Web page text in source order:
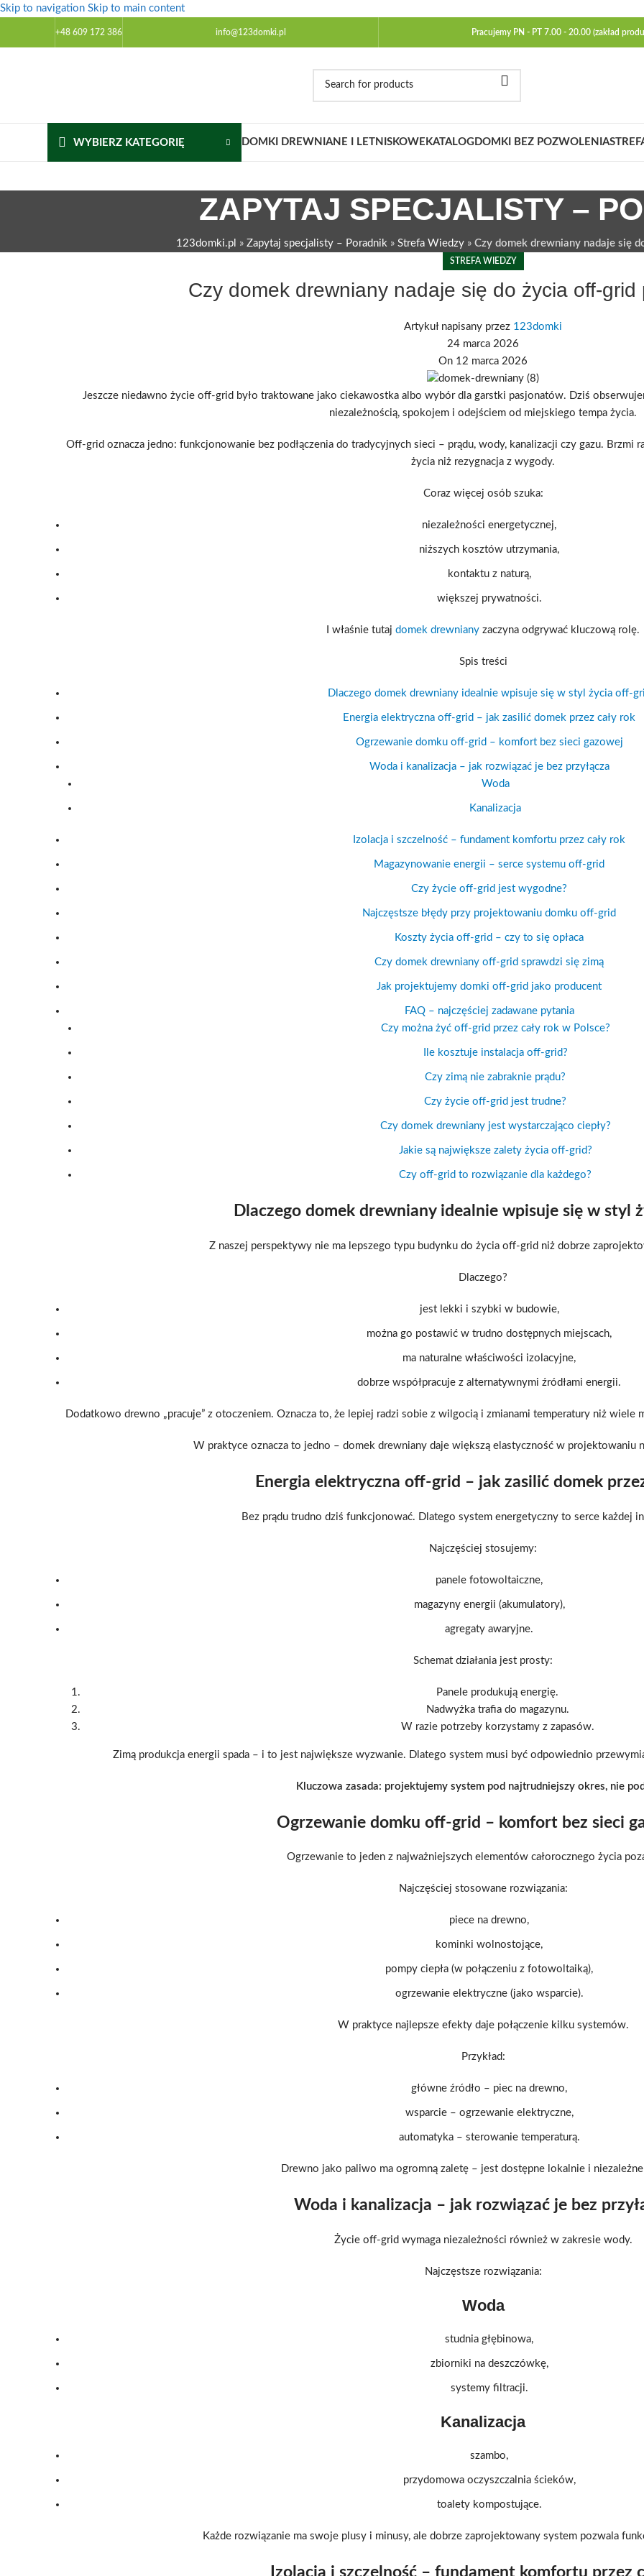
Skip to navigation Skip to main content
+48 609 172 386 info@123domki.pl Pracujemy PN - PT 7.00 - 20.00 (zakład
WYBIERZ KATEGORIĘ DOMKI DREWNIANE I LETNISKOWE KATALOG DOMKI BEZ POZWOLENIA
ZAPYTAJ SPECJALISTY –
123domki.pl » Zapytaj specjalisty – Poradnik » Strefa Wiedzy » Czy domek drewniany nadaje się
STREFA WIEDZY
Czy domek drewniany nadaje się do życia off-grid
Artykuł napisany przez 123domki
24 marca 2026
On 12 marca 2026
Jeszcze niedawno życie off-grid było traktowane jako ciekawostka albo wybór dla garstki pasjonatów. Dziś
niezależnością, spokojem i odejściem od miejskiego tempa życia.
Off-grid oznacza jedno: funkcjonowanie bez podłączenia do tradycyjnych sieci – prądu, wody, kanalizacji czy gazu.
życia niż rezygnacja z wygody.
Coraz więcej osób szuka:
niezależności energetycznej,
niższych kosztów utrzymania,
kontaktu z naturą,
większej prywatności.
I właśnie tutaj domek drewniany zaczyna odgrywać kluczową rolę.
Spis treści
Dlaczego domek drewniany idealnie wpisuje się w styl życia off-
Energia elektryczna off-grid – jak zasilić domek przez cały rok
Ogrzewanie domku off-grid – komfort bez sieci gazowej
Woda i kanalizacja – jak rozwiązać je bez przyłącza
Woda
Kanalizacja
Izolacja i szczelność – fundament komfortu przez cały rok
Magazynowanie energii – serce systemu off-grid
Czy życie off-grid jest wygodne?
Najczęstsze błędy przy projektowaniu domku off-grid
Koszty życia off-grid – czy to się opłaca
Czy domek drewniany off-grid sprawdzi się zimą
Jak projektujemy domki off-grid jako producent
FAQ – najczęściej zadawane pytania
Czy można żyć off-grid przez cały rok w Polsce?
Ile kosztuje instalacja off-grid?
Czy zimą nie zabraknie prądu?
Czy życie off-grid jest trudne?
Czy domek drewniany jest wystarczająco ciepły?
Jakie są największe zalety życia off-grid?
Czy off-grid to rozwiązanie dla każdego?
Dlaczego domek drewniany idealnie wpisuje się w styl
Z naszej perspektywy nie ma lepszego typu budynku do życia off-grid niż dobrze
Dlaczego?
jest lekki i szybki w budowie,
można go postawić w trudno dostępnych miejscach,
ma naturalne właściwości izolacyjne,
dobrze współpracuje z alternatywnymi źródłami energii.
Dodatkowo drewno „pracuje” z otoczeniem. Oznacza to, że lepiej radzi sobie z wilgocią i zmianami temperatury niż
W praktyce oznacza to jedno – domek drewniany daje większą elastyczność w projektowaniu
Energia elektryczna off-grid – jak zasilić domek
Bez prądu trudno dziś funkcjonować. Dlatego system energetyczny to serce każdej
Najczęściej stosujemy:
panele fotowoltaiczne,
magazyny energii (akumulatory),
agregaty awaryjne.
Schemat działania jest prosty:
Panele produkują energię.
Nadwyżka trafia do magazynu.
W razie potrzeby korzystamy z zapasów.
Zimą produkcja energii spada – i to jest największe wyzwanie. Dlatego system musi być odpowiednio
Kluczowa zasada: projektujemy system pod najtrudniejszy okres, nie
Ogrzewanie domku off-grid – komfort bez sieci
Ogrzewanie to jeden z najważniejszych elementów całorocznego życia
Najczęściej stosowane rozwiązania:
piece na drewno,
kominki wolnostojące,
pompy ciepła (w połączeniu z fotowoltaiką),
ogrzewanie elektryczne (jako wsparcie).
W praktyce najlepsze efekty daje połączenie kilku systemów.
Przykład:
główne źródło – piec na drewno,
wsparcie – ogrzewanie elektryczne,
automatyka – sterowanie temperaturą.
Drewno jako paliwo ma ogromną zaletę – jest dostępne lokalnie i
Woda i kanalizacja – jak rozwiązać je bez
Życie off-grid wymaga niezależności również w zakresie wody.
Najczęstsze rozwiązania:
Woda
studnia głębinowa,
zbiorniki na deszczówkę,
systemy filtracji.
Kanalizacja
szambo,
przydomowa oczyszczalnia ścieków,
toalety kompostujące.
Każde rozwiązanie ma swoje plusy i minusy, ale dobrze zaprojektowany system pozwala
Izolacja i szczelność – fundament komfortu przez